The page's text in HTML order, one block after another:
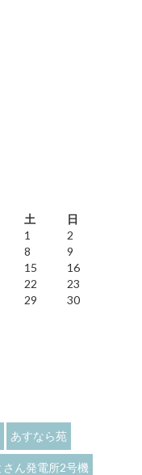
土 日
1
2
8
9
15
16
22
23
29
30
あすなら苑
さん発電所2号機